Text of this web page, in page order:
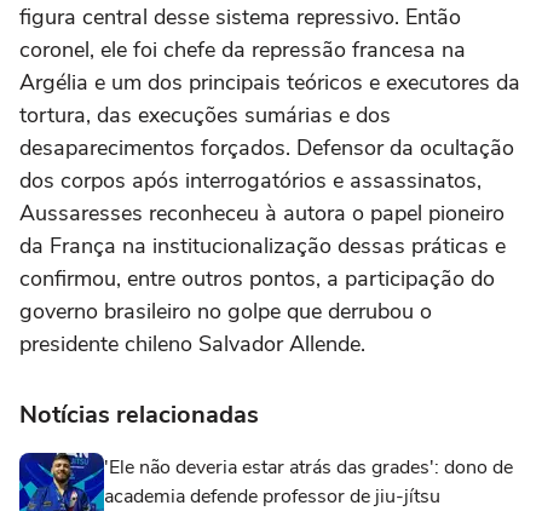
figura central desse sistema repressivo. Então
coronel, ele foi chefe da repressão francesa na
Argélia e um dos principais teóricos e executores da
tortura, das execuções sumárias e dos
desaparecimentos forçados. Defensor da ocultação
dos corpos após interrogatórios e assassinatos,
Aussaresses reconheceu à autora o papel pioneiro
da França na institucionalização dessas práticas e
confirmou, entre outros pontos, a participação do
governo brasileiro no golpe que derrubou o
presidente chileno Salvador Allende.
Notícias relacionadas
'Ele não deveria estar atrás das grades': dono de
academia defende professor de jiu-jítsu